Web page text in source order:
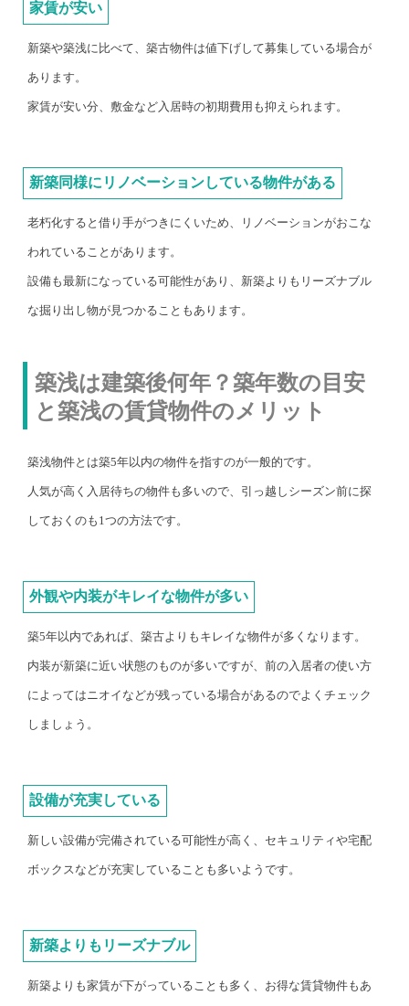
家賃が安い
新築や築浅に比べて、築古物件は値下げして募集している場合が
あります。
家賃が安い分、敷金など入居時の初期費用も抑えられます。
新築同様にリノベーションしている物件がある
老朽化すると借り手がつきにくいため、リノベーションがおこな
われていることがあります。
設備も最新になっている可能性があり、新築よりもリーズナブル
な掘り出し物が見つかることもあります。
築浅は建築後何年？築年数の目安
と築浅の賃貸物件のメリット
築浅物件とは築5年以内の物件を指すのが一般的です。
人気が高く入居待ちの物件も多いので、引っ越しシーズン前に探
しておくのも1つの方法です。
外観や内装がキレイな物件が多い
築5年以内であれば、築古よりもキレイな物件が多くなります。
内装が新築に近い状態のものが多いですが、前の入居者の使い方
によってはニオイなどが残っている場合があるのでよくチェック
しましょう。
設備が充実している
新しい設備が完備されている可能性が高く、セキュリティや宅配
ボックスなどが充実していることも多いようです。
新築よりもリーズナブル
新築よりも家賃が下がっていることも多く、お得な賃貸物件もあ